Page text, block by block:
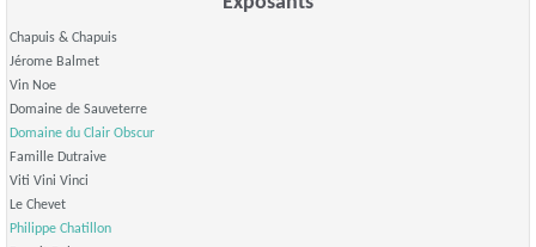
Chapuis & Chapuis
Jérome Balmet
Vin Noe
Domaine de Sauveterre
Domaine du Clair Obscur
Famille Dutraive
Viti Vini Vinci
Le Chevet
Philippe Chatillon